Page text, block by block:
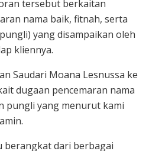
tersebut berkaitan
nama baik, fitnah, serta
yang disampaikan oleh
kliennya.
Saudari Moana Lesnussa ke
dugaan pencemaran nama
pungli yang menurut kami
dari berbagai